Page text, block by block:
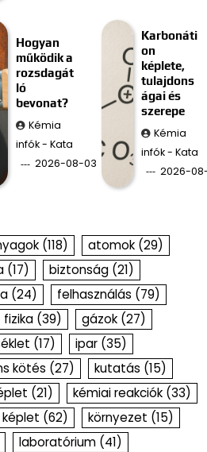
Hogyan
működik a
rozsdagát
ló
bevonat?
Kémia
infók - Kata
2026-08-03
Karbonáti
on
képlete,
tulajdons
ágai és
szerepe
Kémia
infók - Kata
2026-
(118) atomok (29)
(17) biztonság (21)
(24) felhasználás (79)
fizika (39) gázok (27)
(17) ipar (35)
kötés (27) kutatás (15)
(21) kémiai reakciók (33)
képlet (62) környezet (15)
laboratórium (41)